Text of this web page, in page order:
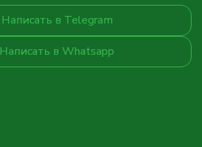
Написать в Telegram
Написать в Whatsapp